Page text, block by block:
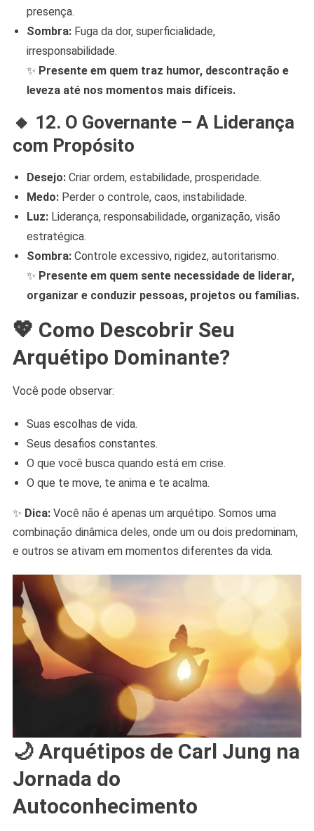
presença.
Sombra:Fuga da dor, superficialidade,
irresponsabilidade.
✨ Presente em quem traz humor, descontração e
leveza até nos momentos mais difíceis.
🔸 12. O Governante – A Liderança
com Propósito
Desejo:Criar ordem, estabilidade, prosperidade.
Medo:Perder o controle, caos, instabilidade.
Luz:Liderança, responsabilidade, organização, visão
estratégica.
Sombra:Controle excessivo, rigidez, autoritarismo.
✨ Presente em quem sente necessidade de liderar,
organizar e conduzir pessoas, projetos ou famílias.
💖 Como Descobrir Seu
Arquétipo Dominante?
Você pode observar:
Suas escolhas de vida.
Seus desafios constantes.
O que você busca quando está em crise.
O que te move, te anima e te acalma.
✨ Dica:Você não é apenas um arquétipo. Somos uma
combinação dinâmica deles, onde um ou dois predominam,
e outros se ativam em momentos diferentes da vida.
🌙 Arquétipos de Carl Jung na
Jornada do
Autoconhecimento